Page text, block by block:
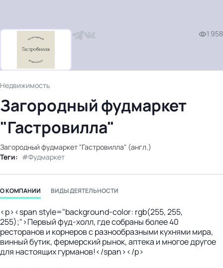
картина дня
темы
новости
материалы
видео
бизнес-центр
1 958
Недвижимость
Загородный фудмаркет
"Гастровилла"
Загородный фудмаркет "Гастровилла" (англ.)
Теги:
Фудмаркет
О КОМПАНИИ ВИДЫ ДЕЯТЕЛЬНОСТИ
<p><span style="background-color: rgb(255, 255,
255);">Первый фуд-холл, где собраны более 40
ресторанов и корнеров с разнообразными кухнями мира,
винный бутик, фермерский рынок, аптека и многое другое
для настоящих гурманов!</span></p>